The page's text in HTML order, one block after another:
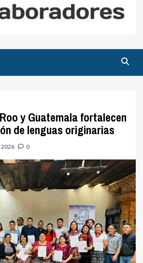
y Guatemala fortalecen
de lenguas originarias
2026 0